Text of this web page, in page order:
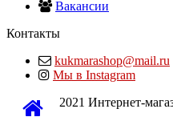
Вакансии
Контакты
kukmarashop@mail.ru
Мы в Instagram
2021 Интернет-